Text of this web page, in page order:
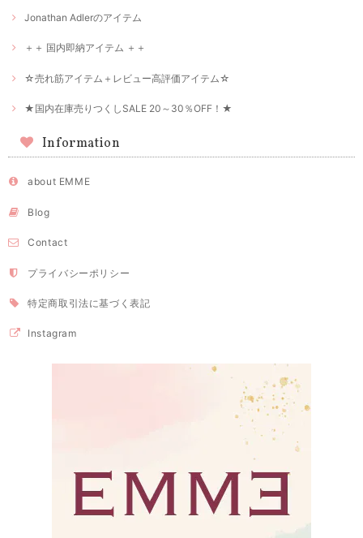
Jonathan Adlerのアイテム
＋＋ 国内即納アイテム ＋＋
☆売れ筋アイテム＋レビュー高評価アイテム☆
★国内在庫売りつくしSALE 20～30％OFF！★
Information
about EMME
Blog
Contact
プライバシーポリシー
特定商取引法に基づく表記
Instagram